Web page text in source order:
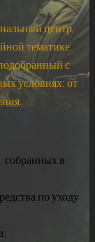
центр,
тематике.
с
условиях: от
собранных в
по уходу